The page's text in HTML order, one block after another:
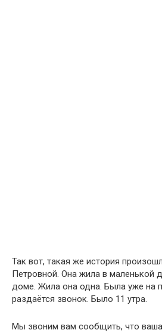
Так вот, такая же история
Петровной. Она жила в маленькой
доме. Жила она одна. Была уже на
раздаётся звонок. Было 11 утра.
Мы звоним вам сообщить, что